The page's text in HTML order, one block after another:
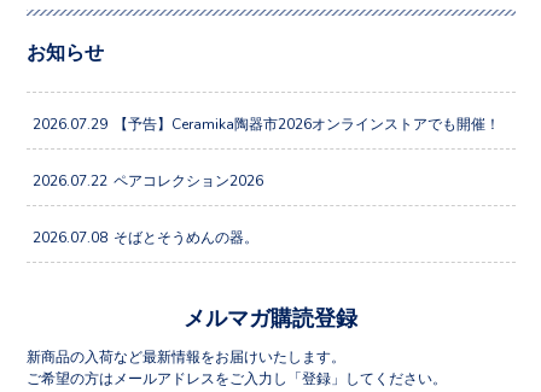
お知らせ
2026.07.29 【予告】Ceramika陶器市2026オンラインストアでも開催！
2026.07.22 ペアコレクション2026
2026.07.08 そばとそうめんの器。
メルマガ購読登録
新商品の入荷など最新情報をお届けいたします。
ご希望の方はメールアドレスをご入力し「登録」してください。